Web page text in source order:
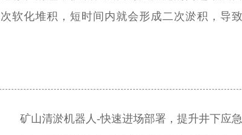
次软化堆积，短时间内就会形成二次淤积，导
时，泵泵达清仓机器人为此研发生产。那么这
矿山清淤机器人-快速进场部署，提升井下应